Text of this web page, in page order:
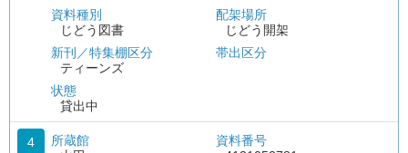
資料種別
じどう図書
新刊／特集棚区分
ティーンズ
状態
貸出中
配架場所
じどう開架
帯出区分
4
所蔵館
資料番号